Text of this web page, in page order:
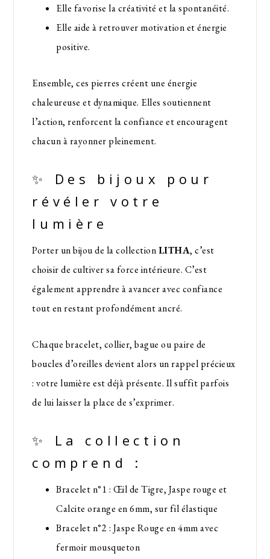
Elle favorise la créativité et la spontanéité.
Elle aide à retrouver motivation et énergie
positive.
Ensemble, ces pierres créent une énergie
chaleureuse et dynamique. Elles soutiennent
l’action, renforcent la confiance et encouragent
chacun à rayonner pleinement.
✨ Des bijoux pour
révéler votre
lumière
Porter un bijou de la collectionLITHA, c’est
choisir de cultiver sa force intérieure. C’est
également apprendre à avancer avec confiance
tout en restant profondément ancré.
Chaque bracelet, collier, bague ou paire de
boucles d’oreilles devient alors un rappel précieux
: votre lumière est déjà présente. Il suffit parfois
de lui laisser la place de s’exprimer.
✨ La collection
comprend :
Bracelet n°1 : Œil de Tigre, Jaspe rouge et
Calcite orange en 6mm, sur fil élastique
Bracelet n°2 : Jaspe Rouge en 4mm avec
fermoir mousqueton